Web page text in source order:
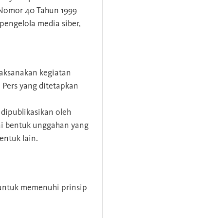
40 Tahun 1999
media siber,
kegiatan
yang ditetapkan
oleh
bentuk unggahan yang
lain.
memenuhi prinsip